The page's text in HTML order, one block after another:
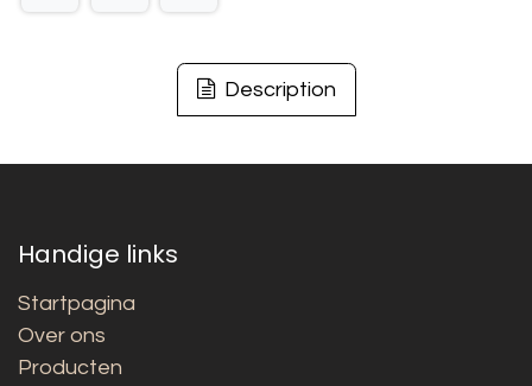
Description
Handige links
Startpagina
Over ons
Producten